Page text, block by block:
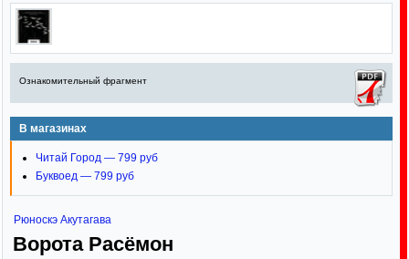
Ознакомительный фрагмент
В магазинах
Читай Город — 799 руб
Буквоед — 799 руб
Рюноскэ Акутагава
Ворота Расёмон